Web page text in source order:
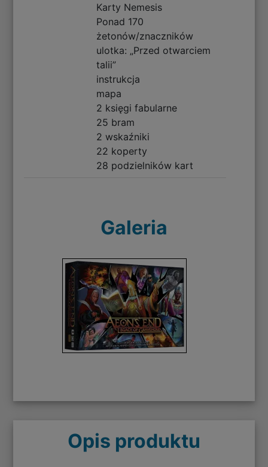
Karty Nemesis
Ponad 170
żetonów/znaczników
ulotka: „Przed otwarciem
talii”
instrukcja
mapa
2 księgi fabularne
25 bram
2 wskaźniki
22 koperty
28 podzielników kart
Galeria
Opis produktu